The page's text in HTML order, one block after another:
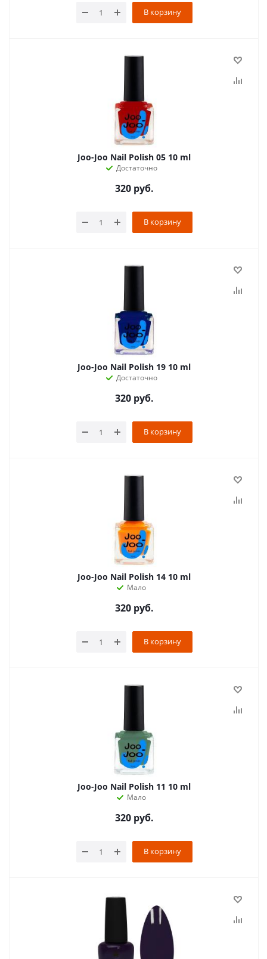
В корзину
Joo-Joo Nail Polish 05 10 ml
Достаточно
320руб.
В корзину
Joo-Joo Nail Polish 19 10 ml
Достаточно
320руб.
В корзину
Joo-Joo Nail Polish 14 10 ml
Мало
320руб.
В корзину
Joo-Joo Nail Polish 11 10 ml
Мало
320руб.
В корзину